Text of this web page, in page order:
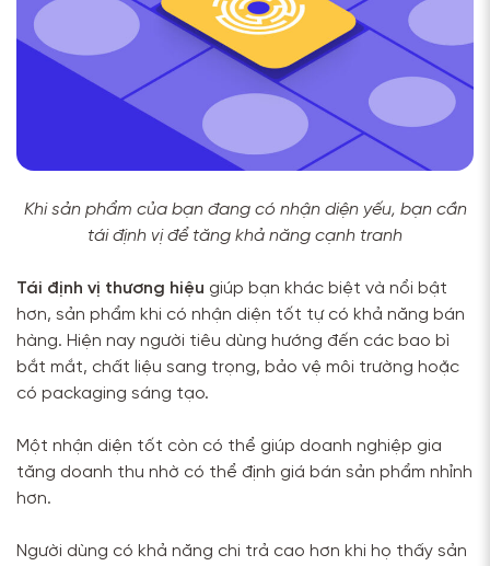
Khi sản phẩm của bạn đang có nhận diện yếu, bạn cần
tái định vị để tăng khả năng cạnh tranh
Tái định vị thương hiệu giúp bạn khác biệt và nổi bật
hơn, sản phẩm khi có nhận diện tốt tự có khả năng bán
hàng. Hiện nay người tiêu dùng hướng đến các bao bì
bắt mắt, chất liệu sang trọng, bảo vệ môi trường hoặc
có packaging sáng tạo.
Một nhận diện tốt còn có thể giúp doanh nghiệp gia
tăng doanh thu nhờ có thể định giá bán sản phẩm nhỉnh
hơn.
Người dùng có khả năng chi trả cao hơn khi họ thấy sản